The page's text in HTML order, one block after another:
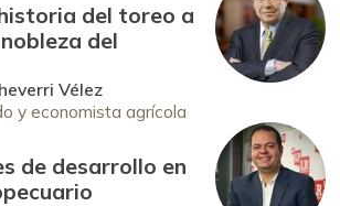
del toreo a
del
Vélez
y economista agrícola
de desarrollo en